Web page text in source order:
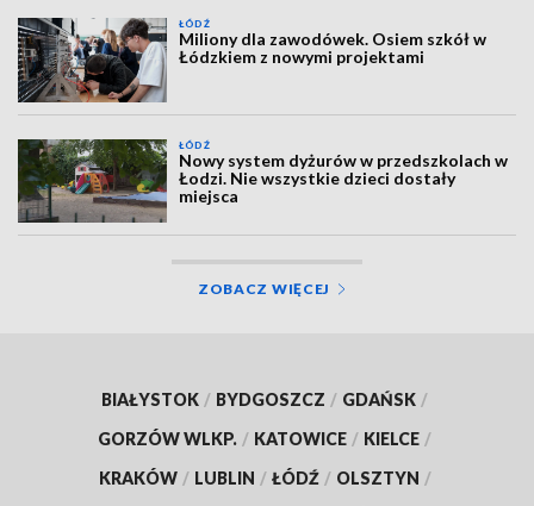
ŁÓDŹ
Miliony dla zawodówek. Osiem szkół w
Łódzkiem z nowymi projektami
ŁÓDŹ
Nowy system dyżurów w przedszkolach w
Łodzi. Nie wszystkie dzieci dostały
miejsca
ZOBACZ WIĘCEJ
BIAŁYSTOK / BYDGOSZCZ / GDAŃSK /
GORZÓW WLKP. / KATOWICE / KIELCE /
KRAKÓW / LUBLIN / ŁÓDŹ / OLSZTYN /